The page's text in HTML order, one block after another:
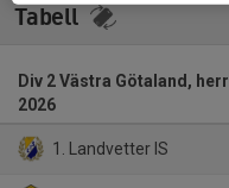
Tabell
Div 2 Västra Götaland, herr
2026
1. Landvetter IS